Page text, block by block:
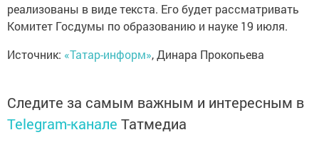
реализованы в виде текста. Его будет рассматривать
Комитет Госдумы по образованию и науке 19 июля.
Источник: «Татар-информ», Динара Прокопьева
Следите за самым важным и интересным в
Telegram-канале Татмедиа